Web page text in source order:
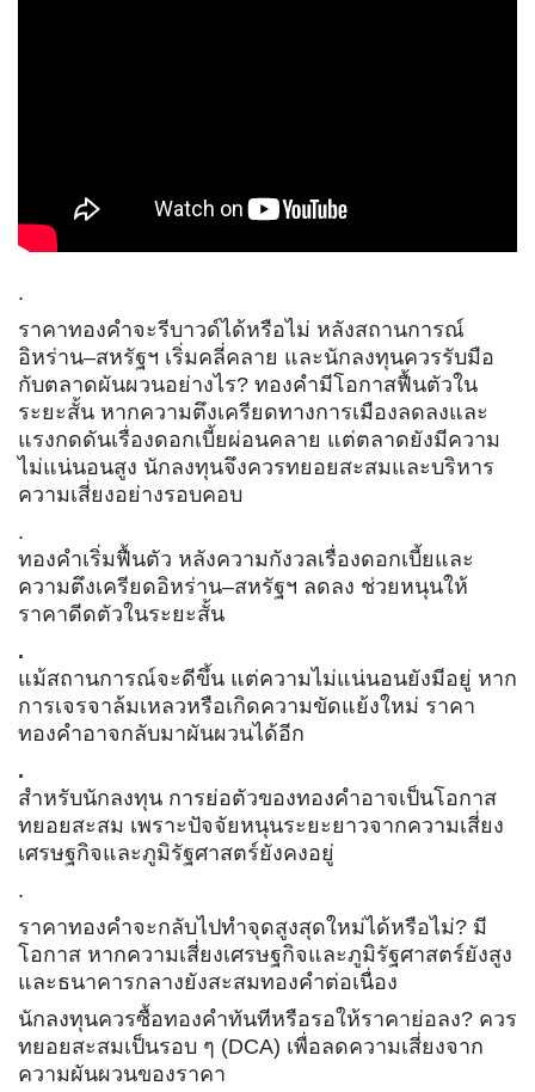
.
ราคาทองคำจะรีบาวด์ได้หรือไม่ หลังสถานการณ์
อิหร่าน–สหรัฐฯ เริ่มคลี่คลาย และนักลงทุนควรรับมือ
กับตลาดผันผวนอย่างไร? ทองคำมีโอกาสฟื้นตัวใน
ระยะสั้น หากความตึงเครียดทางการเมืองลดลงและ
แรงกดดันเรื่องดอกเบี้ยผ่อนคลาย แต่ตลาดยังมีความ
ไม่แน่นอนสูง นักลงทุนจึงควรทยอยสะสมและบริหาร
ความเสี่ยงอย่างรอบคอบ
.
ทองคำเริ่มฟื้นตัว หลังความกังวลเรื่องดอกเบี้ยและ
ความตึงเครียดอิหร่าน–สหรัฐฯ ลดลง ช่วยหนุนให้
ราคาดีดตัวในระยะสั้น
.
แม้สถานการณ์จะดีขึ้น แต่ความไม่แน่นอนยังมีอยู่ หาก
การเจรจาล้มเหลวหรือเกิดความขัดแย้งใหม่ ราคา
ทองคำอาจกลับมาผันผวนได้อีก
.
สำหรับนักลงทุน การย่อตัวของทองคำอาจเป็นโอกาส
ทยอยสะสม เพราะปัจจัยหนุนระยะยาวจากความเสี่ยง
เศรษฐกิจและภูมิรัฐศาสตร์ยังคงอยู่
.
ราคาทองคำจะกลับไปทำจุดสูงสุดใหม่ได้หรือไม่? มี
โอกาส หากความเสี่ยงเศรษฐกิจและภูมิรัฐศาสตร์ยังสูง
และธนาคารกลางยังสะสมทองคำต่อเนื่อง
นักลงทุนควรซื้อทองคำทันทีหรือรอให้ราคาย่อลง? ควร
ทยอยสะสมเป็นรอบ ๆ (DCA) เพื่อลดความเสี่ยงจาก
ความผันผวนของราคา